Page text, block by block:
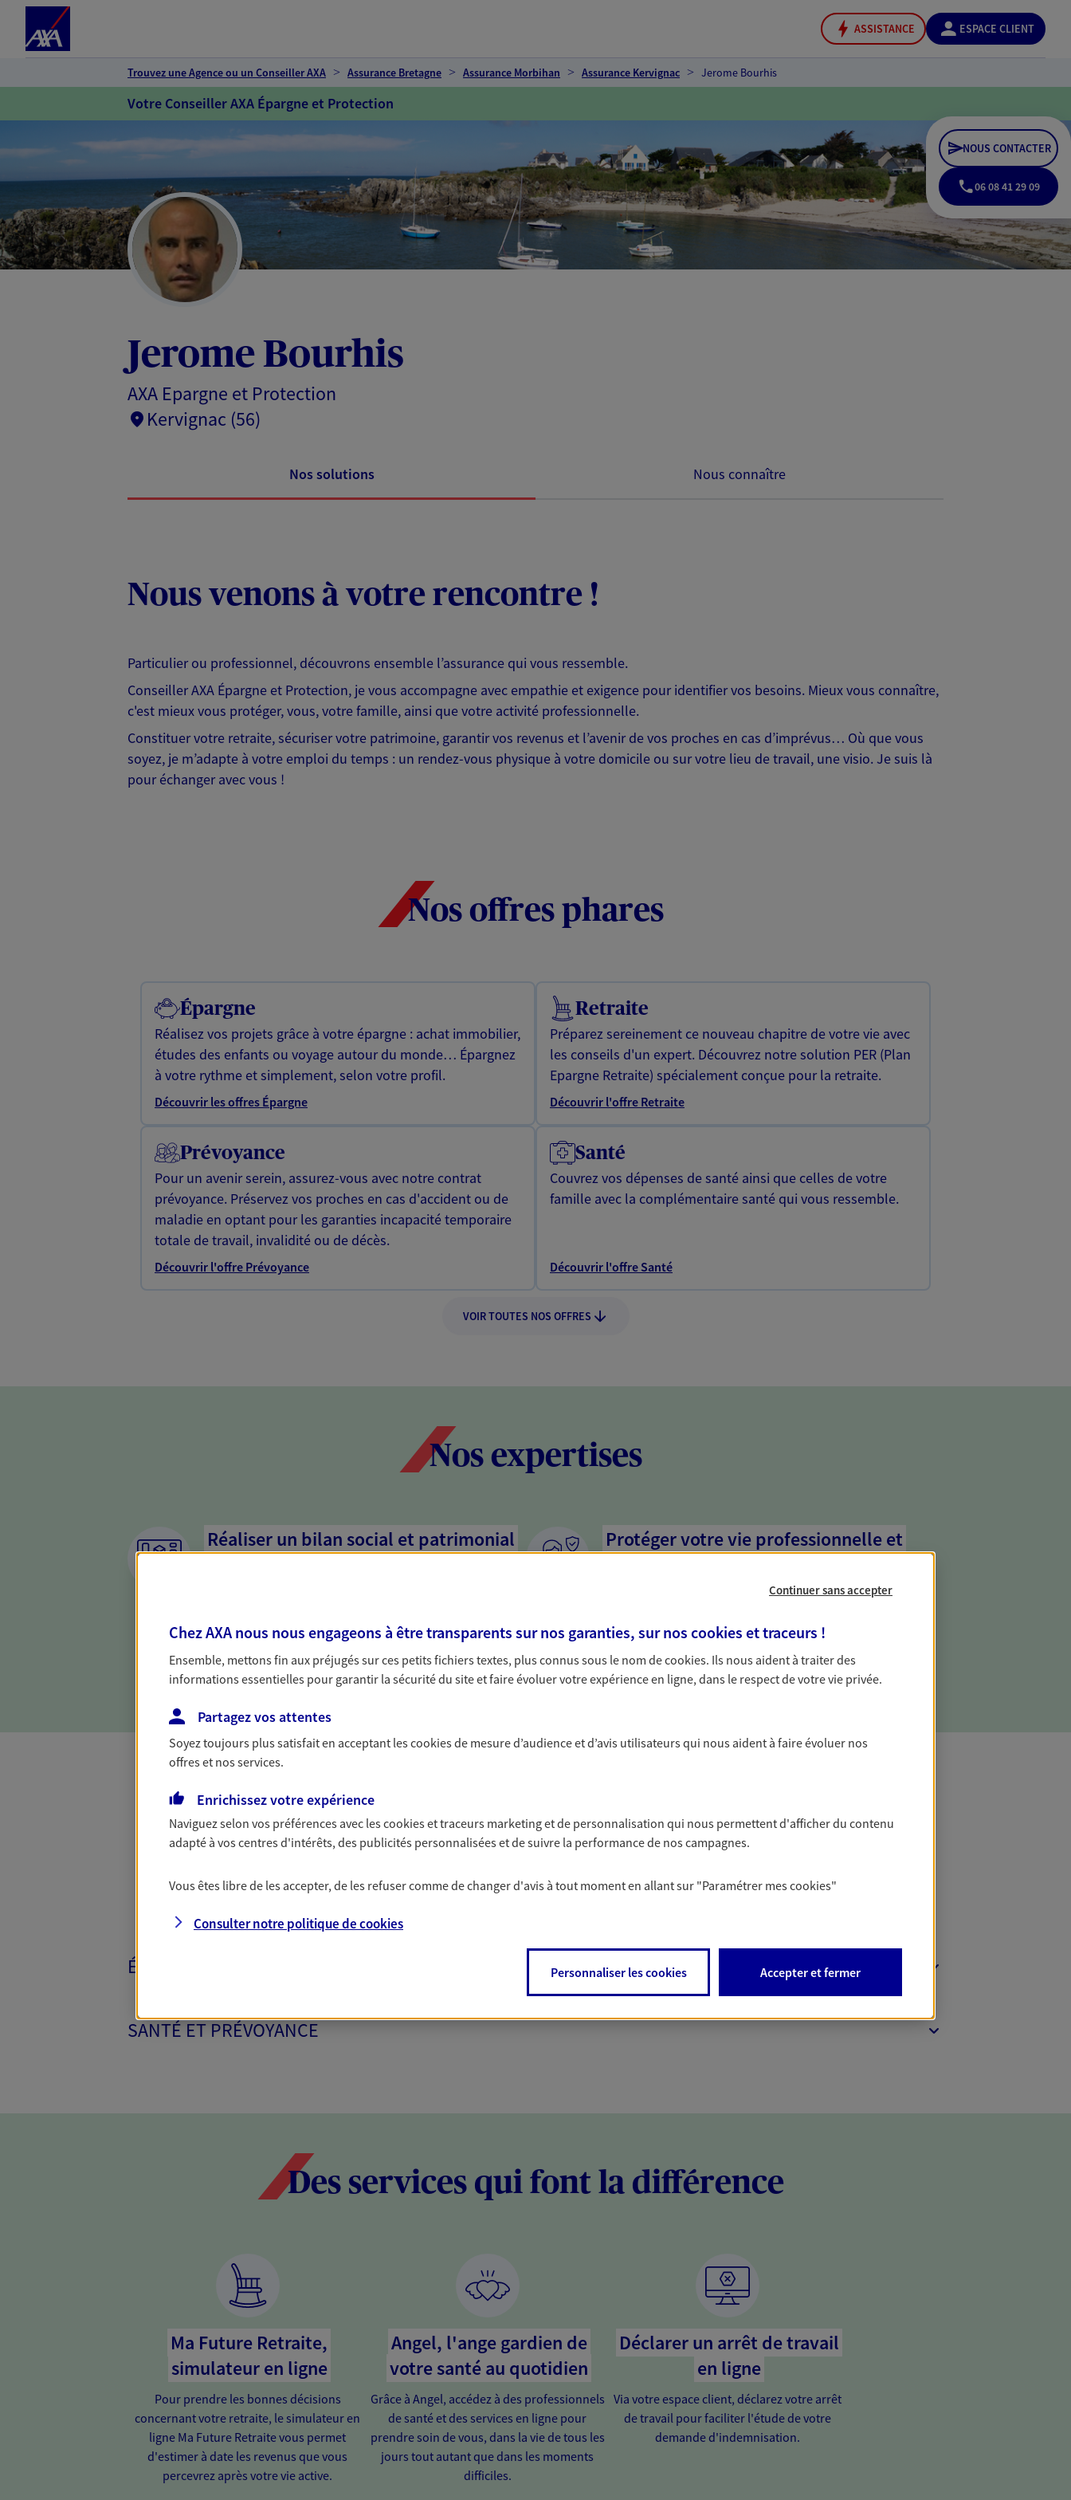
ASSISTANCE ESPACE CLIENT
Trouvez une Agence ou un Conseiller AXA Assurance Bretagne Assurance Morbihan Assurance Kervignac Jerome Bourhis
Votre Conseiller AXA Épargne et Protection
Jerome Bourhis
AXA Epargne et Protection
Kervignac (56)
NOUS CONTACTER
06 08 41 29 09
Nos solutions Nous connaître
Nous venons à votre rencontre !
Particulier ou professionnel, découvrons ensemble l’assurance qui vous ressemble.
Conseiller AXA Épargne et Protection, je vous accompagne avec empathie et exigence pour identifier vos besoins. Mieux vous connaître,
c'est mieux vous protéger, vous, votre famille, ainsi que votre activité professionnelle.
Constituer votre retraite, sécuriser votre patrimoine, garantir vos revenus et l’avenir de vos proches en cas d’imprévus… Où que vous
soyez, je m’adapte à votre emploi du temps : un rendez-vous physique à votre domicile ou sur votre lieu de travail, une visio. Je suis là
pour échanger avec vous !
Nos offres phares
Épargne
Réalisez vos projets grâce à votre épargne : achat immobilier,
études des enfants ou voyage autour du monde… Épargnez
à votre rythme et simplement, selon votre profil.
Découvrir les offres Épargne
Retraite
Préparez sereinement ce nouveau chapitre de votre vie avec
les conseils d'un expert. Découvrez notre solution PER (Plan
Epargne Retraite) spécialement conçue pour la retraite.
Découvrir l'offre Retraite
Prévoyance
Pour un avenir serein, assurez-vous avec notre contrat
prévoyance. Préservez vos proches en cas d'accident ou de
maladie en optant pour les garanties incapacité temporaire
totale de travail, invalidité ou de décès.
Découvrir l'offre Prévoyance
Santé
Couvrez vos dépenses de santé ainsi que celles de votre
famille avec la complémentaire santé qui vous ressemble.
Découvrir l'offre Santé
VOIR TOUTES NOS OFFRES
Nos expertises
Réaliser un bilan social et patrimonial
dresser un bilan complet de votre situation. Une analyse
solide pour vous formuler des conseils cohérents avec vos
besoins.
Protéger votre vie professionnelle et
Nous sommes à votre écoute pour vous proposer des
activité, mais aussi les risques liés à votre vie privée. Un seul
interlocuteur pour tous vos besoins, ça change tout.
Toutes nos solutions AXA Épargne et Protection
PARTICULIERS PROFESSIONNELS
ÉPARGNE ET RETRAITE
SANTÉ ET PRÉVOYANCE
Des services qui font la différence
Ma Future Retraite,
simulateur en ligne
Pour prendre les bonnes décisions
concernant votre retraite, le simulateur en
ligne Ma Future Retraite vous permet
d'estimer à date les revenus que vous
percevrez après votre vie active.
Angel, l'ange gardien de
votre santé au quotidien
Grâce à Angel, accédez à des professionnels
de santé et des services en ligne pour
prendre soin de vous, dans la vie de tous les
jours tout autant que dans les moments
difficiles.
Déclarer un arrêt de travail
en ligne
Via votre espace client, déclarez votre arrêt
de travail pour faciliter l'étude de votre
demande d'indemnisation.
Continuer sans accepter
Chez AXA nous nous engageons à être transparents sur nos garanties, sur nos cookies et traceurs !
Ensemble, mettons fin aux préjugés sur ces petits fichiers textes, plus connus sous le nom decookies. Ils nous aident à traiter des
informations essentielles pour garantir la sécurité du site et faire évoluer votre expérience en ligne, dans le respect de votre vie privée.
Partagez vos attentes
Soyez toujours plus satisfait en acceptant lescookiesde mesure d’audience et d’avis utilisateurs qui nous aident à faire évoluer nos
offres et nos services.
Enrichissez votre expérience
Naviguez selon vos préférences avec lescookies et traceurs marketing et de personnalisation qui nous permettent d'afficher du contenu
adapté à vos centres d'intérêts, des publicités personnalisées et de suivre la performance de nos campagnes.
Vous êtes libre de les accepter, de les refuser comme de changer d'avis à tout moment en allant sur "Paramétrer mescookies"
Consulter notre politique decookies
Personnaliser les cookies Accepter et fermer